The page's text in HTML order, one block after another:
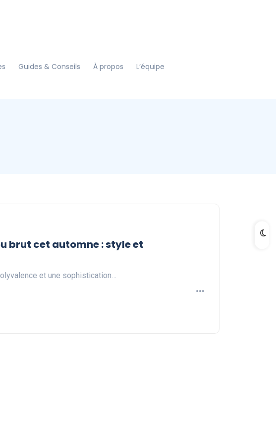
Guides & Conseils À propos L’équipe
brut cet automne : style et
et une sophistication…